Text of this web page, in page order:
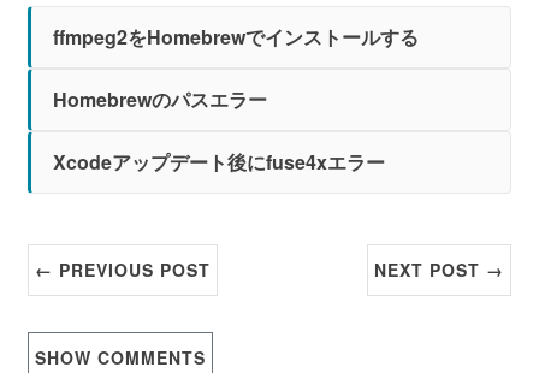
ffmpeg2をHomebrewでインストールする
Homebrewのパスエラー
Xcodeアップデート後にfuse4xエラー
← PREVIOUS POST NEXT POST →
SHOWCOMMENTS